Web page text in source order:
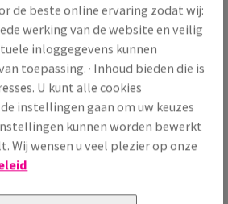
Verpakkingsaantallen
de beste online ervaring zodat wij:
werking van de website en veilig
inloggegevens kunnen
toepassing. · Inhoud bieden die is
U kunt alle cookies
instellingen gaan om uw keuzes
kunnen worden bewerkt
Wij wensen u veel plezier op onze